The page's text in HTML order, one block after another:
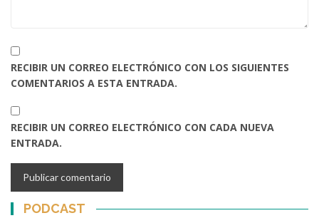
RECIBIR UN CORREO ELECTRÓNICO CON LOS SIGUIENTES
COMENTARIOS A ESTA ENTRADA.
RECIBIR UN CORREO ELECTRÓNICO CON CADA NUEVA
ENTRADA.
PODCAST